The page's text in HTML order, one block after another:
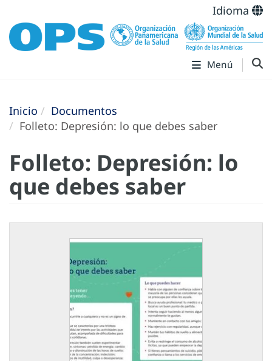
Idioma
Menú
Inicio
Documentos
Folleto: Depresión: lo que debes saber
Folleto: Depresión: lo
que debes saber